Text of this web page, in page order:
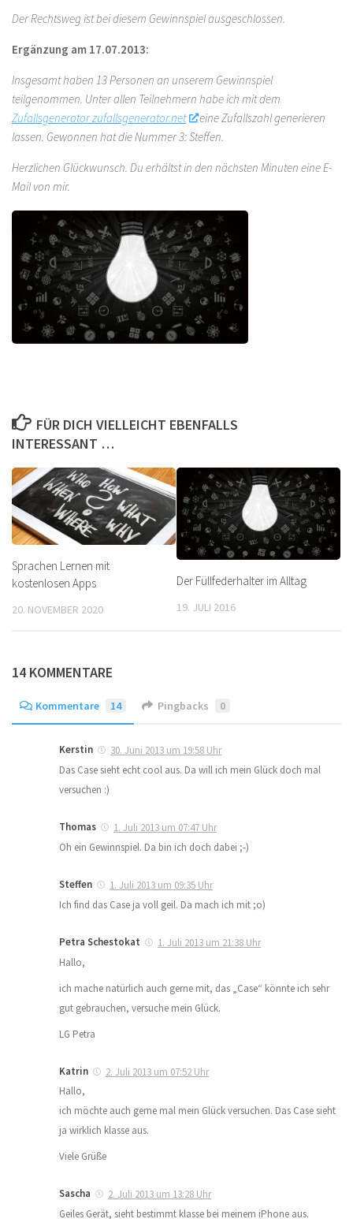
Der Rechtsweg ist bei diesem Gewinnspiel ausgeschlossen.
Ergänzung am 17.07.2013:
Insgesamt haben 13 Personen an unserem Gewinnspiel
teilgenommen. Unter allen Teilnehmern habe ich mit dem
Zufallsgenerator zufallsgenerator.net
eine Zufallszahl generieren
lassen. Gewonnen hat die Nummer 3: Steffen.
Herzlichen Glückwunsch. Du erhältst in den nächsten Minuten eine E-
Mail von mir.
FÜR DICH VIELLEICHT EBENFALLS
INTERESSANT …
Sprachen Lernen mit
kostenlosen Apps
20. NOVEMBER 2020
Der Füllfederhalter im Alltag
19. JULI 2016
14 KOMMENTARE
Kommentare 14 Pingbacks 0
Kerstin
30. Juni 2013 um 19:58 Uhr
Das Case sieht echt cool aus. Da will ich mein Glück doch mal
versuchen :)
Thomas
1. Juli 2013 um 07:47 Uhr
Oh ein Gewinnspiel. Da bin ich doch dabei ;-)
Steffen
1. Juli 2013 um 09:35 Uhr
Ich find das Case ja voll geil. Da mach ich mit ;o)
Petra Schestokat
1. Juli 2013 um 21:38 Uhr
Hallo,
ich mache natürlich auch gerne mit, das „Case“ könnte ich sehr
gut gebrauchen, versuche mein Glück.
LG Petra
Katrin
2. Juli 2013 um 07:52 Uhr
Hallo,
ich möchte auch gerne mal mein Glück versuchen. Das Case sieht
ja wirklich klasse aus.
Viele Grüße
Sascha
2. Juli 2013 um 13:28 Uhr
Geiles Gerät, sieht bestimmt klasse bei meinem iPhone aus.